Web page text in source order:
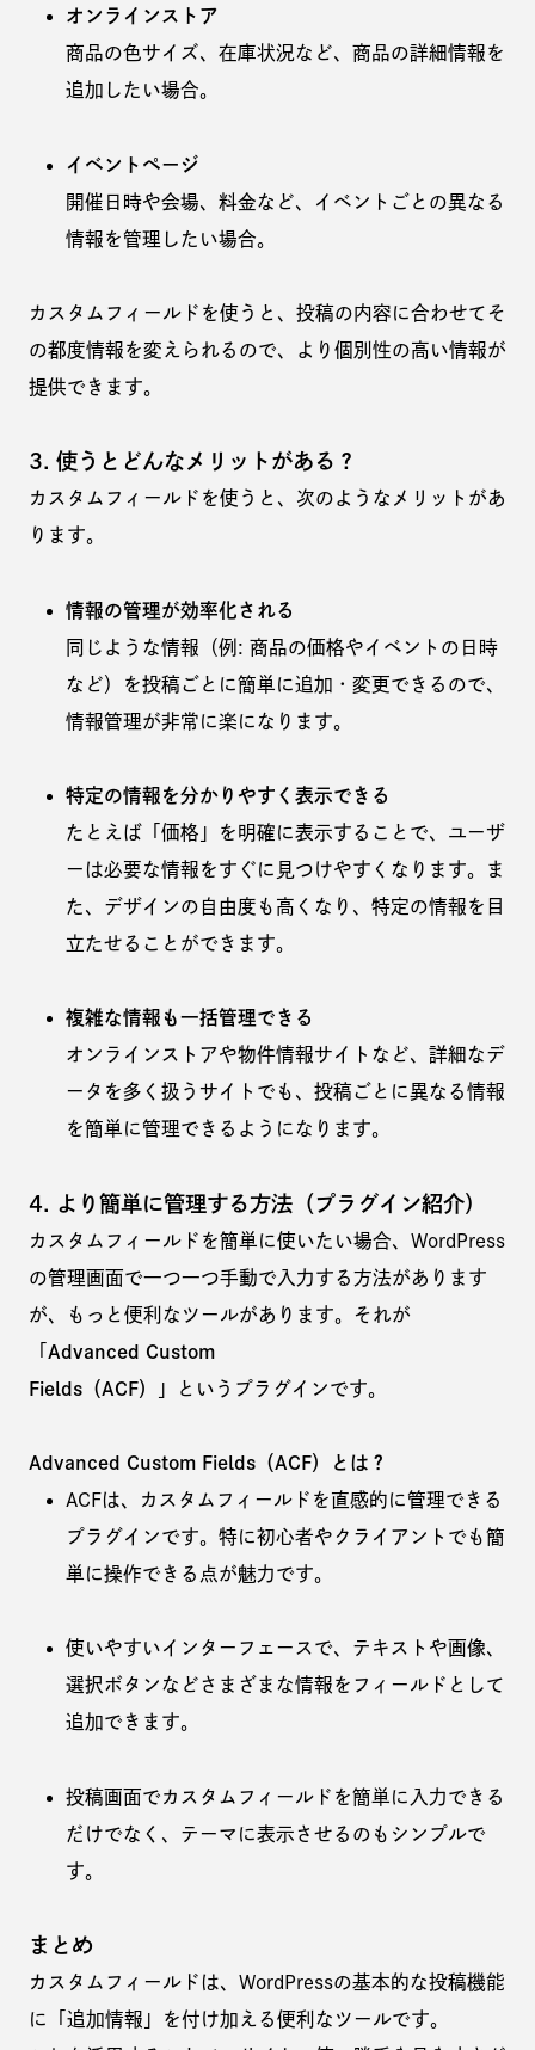
オンラインストア
商品の色サイズ、在庫状況など、商品の詳細情報を
追加したい場合。
イベントページ
開催日時や会場、料金など、イベントごとの異なる
情報を管理したい場合。
カスタムフィールドを使うと、投稿の内容に合わせてそ
の都度情報を変えられるので、より個別性の高い情報が
提供できます。
3. 使うとどんなメリットがある？
カスタムフィールドを使うと、次のようなメリットがあ
ります。
情報の管理が効率化される
同じような情報（例: 商品の価格やイベントの日時
など）を投稿ごとに簡単に追加・変更できるので、
情報管理が非常に楽になります。
特定の情報を分かりやすく表示できる
たとえば「価格」を明確に表示することで、ユーザ
ーは必要な情報をすぐに見つけやすくなります。ま
た、デザインの自由度も高くなり、特定の情報を目
立たせることができます。
複雑な情報も一括管理できる
オンラインストアや物件情報サイトなど、詳細なデ
ータを多く扱うサイトでも、投稿ごとに異なる情報
を簡単に管理できるようになります。
4. より簡単に管理する方法（プラグイン紹介）
カスタムフィールドを簡単に使いたい場合、WordPress
の管理画面で一つ一つ手動で入力する方法があります
が、もっと便利なツールがあります。それが
Advanced Custom
Fields（ACF）
」というプラグインです。
Advanced Custom Fields（ACF）とは？
ACFは、カスタムフィールドを直感的に管理できる
プラグインです。特に初心者やクライアントでも簡
単に操作できる点が魅力です。
使いやすいインターフェースで、テキストや画像、
選択ボタンなどさまざまな情報をフィールドとして
追加できます。
投稿画面でカスタムフィールドを簡単に入力できる
だけでなく、テーマに表示させるのもシンプルで
す。
まとめ
カスタムフィールドは、WordPressの基本的な投稿機能
に「追加情報」を付け加える便利なツールです。